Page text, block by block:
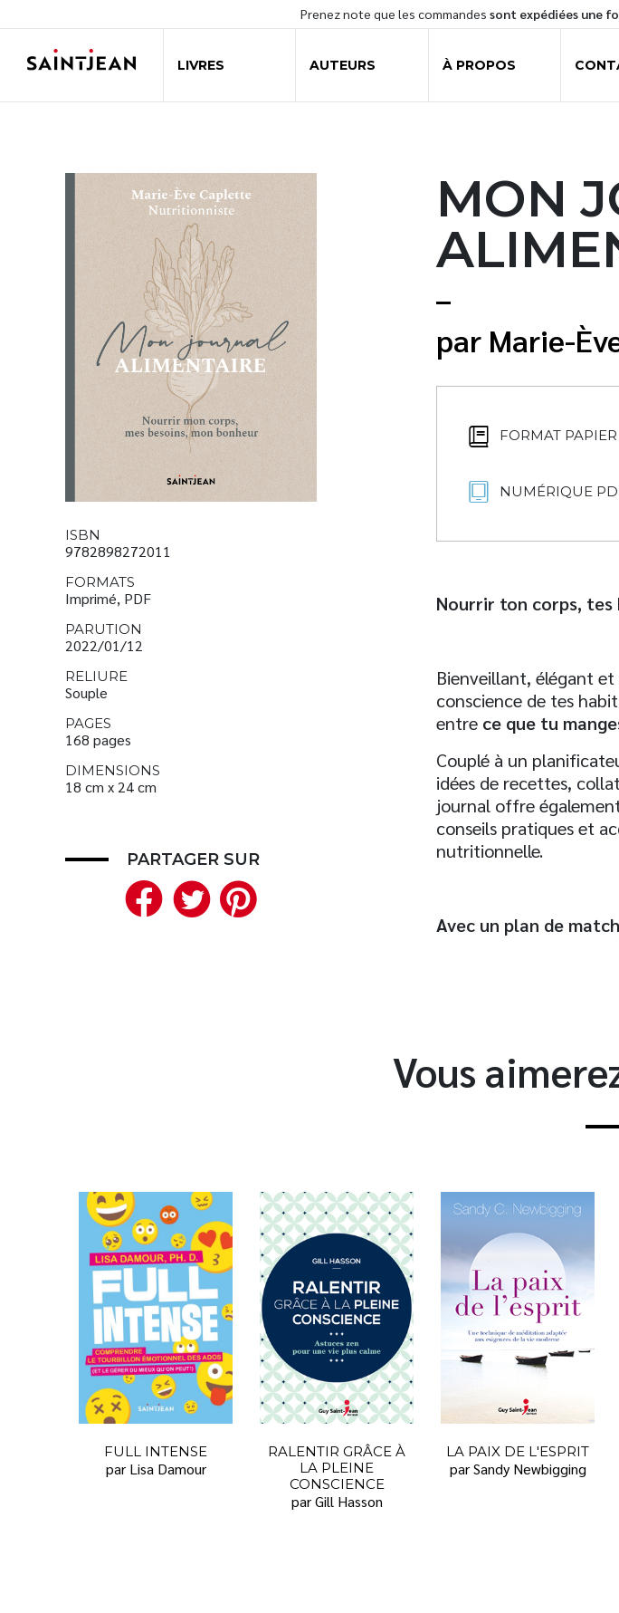
Prenez note que les commandes sont expédiées une
LIVRES AUTEURS À PROPOS
MON
Marie-
FORMAT PAPIER
NUMÉRIQUE
Nourrir ton corps, tes
Bienveillant, élégant
conscience de tes
entre ce que tu
Couplé à un
idées de recettes,
journal offre
conseils pratiques et
nutritionnelle.
Avec un plan de
ISBN
9782898272011
FORMATS
Imprimé, PDF
PARUTION
2022/01/12
RELIURE
Souple
PAGES
168 pages
DIMENSIONS
18 cm x 24 cm
PARTAGER SUR
Facebook
Twitter
Vous
FULL INTENSE
par Lisa Damour
RALENTIR GRÂCE À
LA PLEINE
CONSCIENCE
par Gill Hasson
LA PAIX DE L'ESPRIT
par Sandy Newbigging